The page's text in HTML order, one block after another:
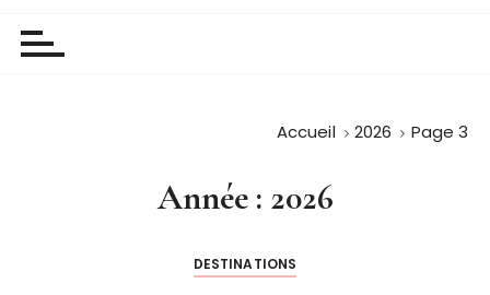
Accueil 2026 Page 3
Année : 2026
DESTINATIONS